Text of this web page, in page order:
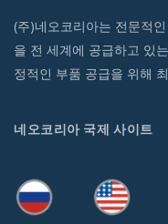
(주)네오코리아는 전문적
을 전 세계에 공급하고 있
정적인 부품 공급을 위해
네오코리아 국제 사이트